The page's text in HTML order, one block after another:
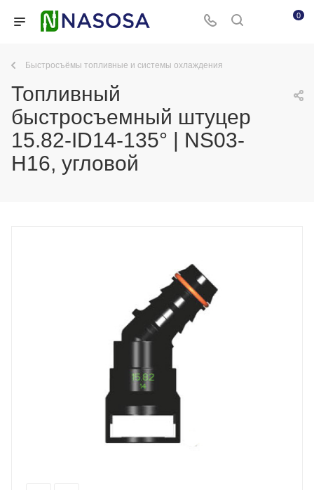
0
Быстросъёмы топливные и системы охлаждения
Топливный
быстросъемный штуцер
15.82-ID14-135° | NS03-
H16, угловой